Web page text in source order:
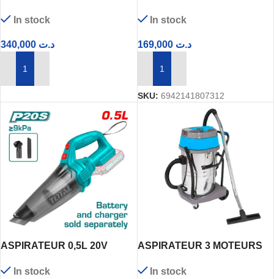
In stock
د.ت
AJOUTER AU PANIER
In stock
د.ت 169,000
AJOUTER AU PANIER
SKU: 6942141807312
ASPIRATEUR 0,5L 20V
TOTALIn stock
ASPIRATEUR 3 MOTEURS
In stock